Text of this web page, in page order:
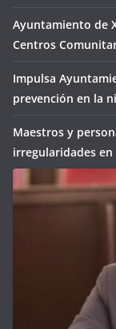
Ayuntamiento de
Centros
Impulsa
prevención en la
Maestros y
irregularidades